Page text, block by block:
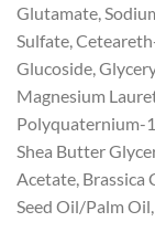
Glutamate,
Sulfate,
Glucoside,
Magnesium
Polyquaternium-
Shea Butter
Acetate, Brassica
Seed Oil/Palm